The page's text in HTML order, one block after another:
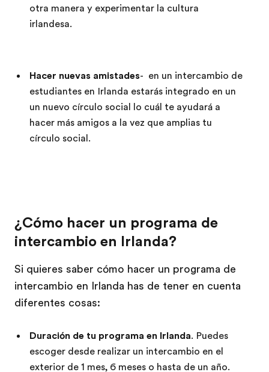
otra manera y experimentar la cultura
irlandesa.
Hacer nuevas amistades- en un intercambio de
estudiantes en Irlanda estarás integrado en un
un nuevo círculo social lo cuál te ayudará a
hacer más amigos a la vez que amplias tu
círculo social.
¿Cómo hacer un programa de
intercambio en Irlanda?
Si quieres saber cómo hacer un programa de
intercambio en Irlanda has de tener en cuenta
diferentes cosas:
Duración de tu programa en Irlanda. Puedes
escoger desde realizar un intercambio en el
exterior de 1 mes, 6 meses o hasta de un año.